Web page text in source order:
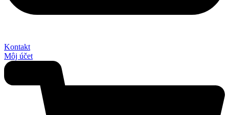
Kontakt
Môj účet